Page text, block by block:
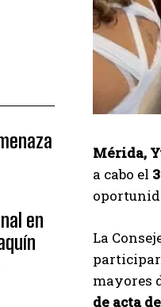
en
Mérida,
a cabo el
La
mayores
de acta